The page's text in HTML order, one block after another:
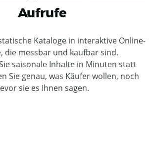
Aufrufe
Kataloge in interaktive Online-
die messbar und kaufbar sind.
saisonale Inhalte in Minuten statt
Sie genau, was Käufer wollen, noch
sie es Ihnen sagen.